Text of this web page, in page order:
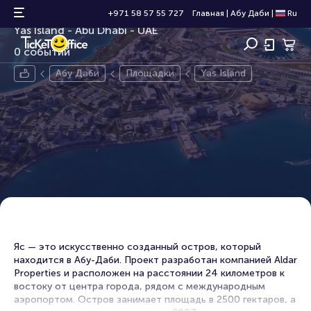
+971 58 57 55 727 Главная Абу Даби Ru
Yas Island
Yas Island - Abu Dhabi - UAE
0 событий
Абу Даби Площадки Yas Island
Яс — это искусственно созданный остров, который
находится в Абу-Даби. Проект разработан компанией Aldar
Properties и расположен на расстоянии 24 километров к
востоку от центра города, рядом с международным
аэропортом. Остров занимает площадь в 2500 гектаров, а